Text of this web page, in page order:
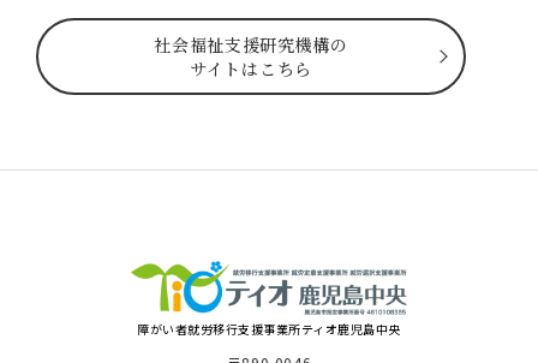
社会福祉⽀援研究機構の
サイトはこちら
障がい者就労移⾏⽀援事業所ティオ⿅児島中央